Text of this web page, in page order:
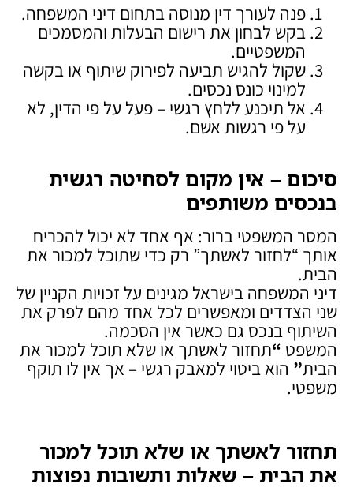
פנה לעורך דין מנוסה בתחום דיני המשפחה.
בקש לבחון את רישום הבעלות והמסמכים
המשפטיים.
שקול להגיש תביעה לפירוק שיתוף או בקשה
למינוי כונס נכסים.
אל תיכנע ללחץ רגשי – פעל על פי הדין, לא
על פי רגשות אשם.
סיכום – אין מקום לסחיטה רגשית
בנכסים משותפים
המסר המשפטי ברור: אף אחד לא יכול להכריח
אותך “לחזור לאשתך” רק כדי שתוכל למכור את
הבית.
דיני המשפחה בישראל מגינים על זכויות הקניין של
שני הצדדים ומאפשרים לכל אחד מהם לפרק את
השיתוף בנכס גם כאשר אין הסכמה.
המשפט “תחזור לאשתך או שלא תוכל למכור את
הבית” הוא ביטוי למאבק רגשי – אך אין לו תוקף
משפטי.
תחזור לאשתך או שלא תוכל למכור
את הבית – שאלות ותשובות נפוצות